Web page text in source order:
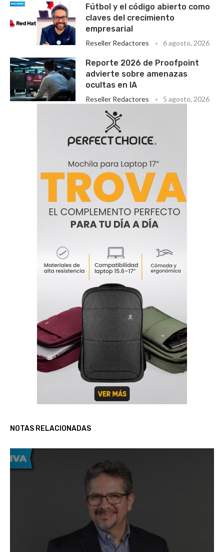
Fútbol y el código abierto como
claves del crecimiento
empresarial
Reseller Redactores 6 agosto, 2026
Reporte 2026 de Proofpoint
advierte sobre amenazas
ocultas en IA
Reseller Redactores 5 agosto, 2026
NOTAS RELACIONADAS